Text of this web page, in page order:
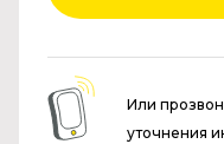
Или
уточнения